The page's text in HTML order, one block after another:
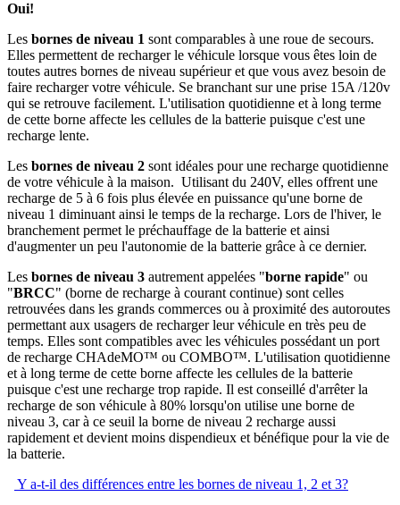
Oui!
Les bornes de niveau 1 sont comparables à une roue de secours.
Elles permettent de recharger le véhicule lorsque vous êtes loin de
toutes autres bornes de niveau supérieur et que vous avez besoin de
faire recharger votre véhicule. Se branchant sur une prise 15A /120v
qui se retrouve facilement. L'utilisation quotidienne et à long terme
de cette borne affecte les cellules de la batterie puisque c'est une
recharge lente.
Les bornes de niveau 2 sont idéales pour une recharge quotidienne
de votre véhicule à la maison. Utilisant du 240V, elles offrent une
recharge de 5 à 6 fois plus élevée en puissance qu'une borne de
niveau 1 diminuant ainsi le temps de la recharge. Lors de l'hiver, le
branchement permet le préchauffage de la batterie et ainsi
d'augmenter un peu l'autonomie de la batterie grâce à ce dernier.
Les bornes de niveau 3 autrement appelées "borne rapide" ou
"BRCC" (borne de recharge à courant continue) sont celles
retrouvées dans les grands commerces ou à proximité des autoroutes
permettant aux usagers de recharger leur véhicule en très peu de
temps. Elles sont compatibles avec les véhicules possédant un port
de recharge CHAdeMO™ ou COMBO™. L'utilisation quotidienne
et à long terme de cette borne affecte les cellules de la batterie
puisque c'est une recharge trop rapide. Il est conseillé d'arrêter la
recharge de son véhicule à 80% lorsqu'on utilise une borne de
niveau 3, car à ce seuil la borne de niveau 2 recharge aussi
rapidement et devient moins dispendieux et bénéfique pour la vie de
la batterie.
Y a-t-il des différences entre les bornes de niveau 1, 2 et 3?